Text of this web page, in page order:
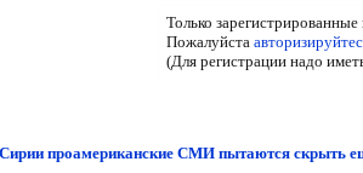
Только
Пожалуйста
(Для регистрации надо
проамериканские СМИ пытаются скрыть